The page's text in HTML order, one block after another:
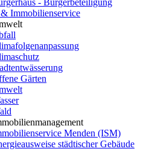
- Bürgerbeteiligung
Immobilienservice
Gärten
Menden (ISM)
städtischer Gebäude